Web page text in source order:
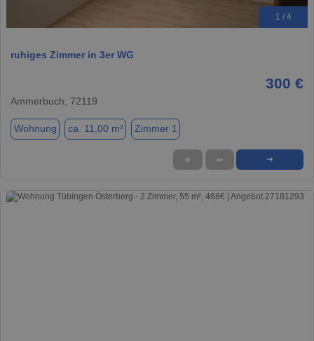
1 / 4
ruhiges Zimmer in 3er WG
300 €
Ammerbuch, 72119
Wohnung ca. 11,00 m² Zimmer 1
★ ➦ ➜